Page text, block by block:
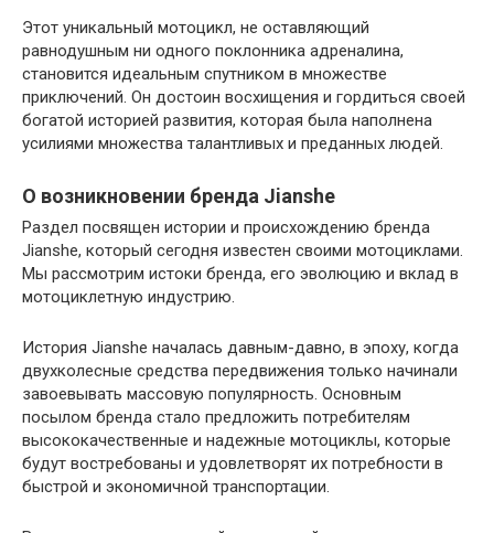
Этот уникальный мотоцикл, не оставляющий
равнодушным ни одного поклонника адреналина,
становится идеальным спутником в множестве
приключений. Он достоин восхищения и гордиться своей
богатой историей развития, которая была наполнена
усилиями множества талантливых и преданных людей.
О возникновении бренда Jianshe
Раздел посвящен истории и происхождению бренда
Jianshe, который сегодня известен своими мотоциклами.
Мы рассмотрим истоки бренда, его эволюцию и вклад в
мотоциклетную индустрию.
История Jianshe началась давным-давно, в эпоху, когда
двухколесные средства передвижения только начинали
завоевывать массовую популярность. Основным
посылом бренда стало предложить потребителям
высококачественные и надежные мотоциклы, которые
будут востребованы и удовлетворят их потребности в
быстрой и экономичной транспортации.